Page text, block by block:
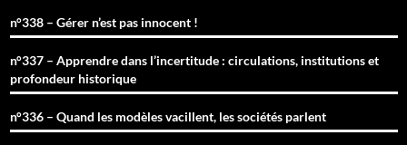
n°338 – Gérer n’est pas innocent !
n°337 – Apprendre dans l’incertitude : circulations, institutions et
profondeur historique
n°336 – Quand les modèles vacillent, les sociétés parlent